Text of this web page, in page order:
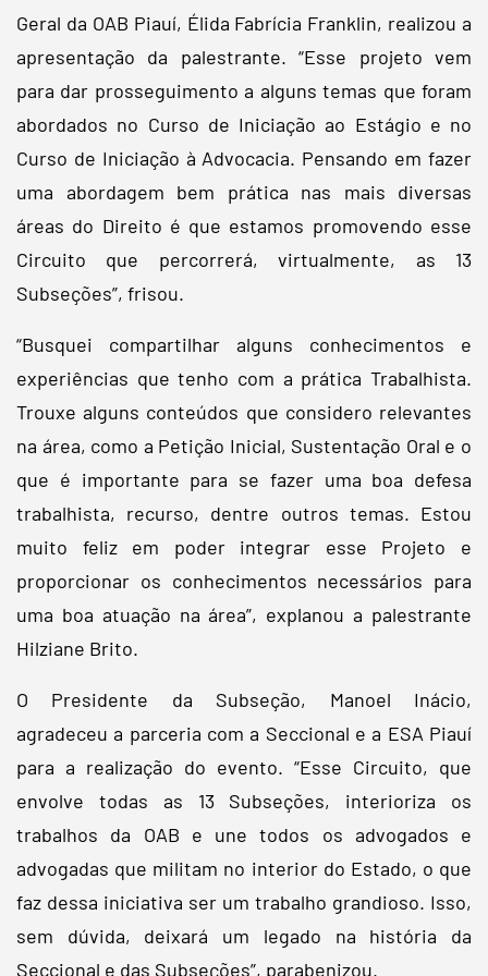
Geral da OAB Piauí, Élida Fabrícia Franklin, realizou a
apresentação da palestrante. “Esse projeto vem
para dar prosseguimento a alguns temas que foram
abordados no Curso de Iniciação ao Estágio e no
Curso de Iniciação à Advocacia. Pensando em fazer
uma abordagem bem prática nas mais diversas
áreas do Direito é que estamos promovendo esse
Circuito que percorrerá, virtualmente, as 13
Subseções”, frisou.
“Busquei compartilhar alguns conhecimentos e
experiências que tenho com a prática Trabalhista.
Trouxe alguns conteúdos que considero relevantes
na área, como a Petição Inicial, Sustentação Oral e o
que é importante para se fazer uma boa defesa
trabalhista, recurso, dentre outros temas. Estou
muito feliz em poder integrar esse Projeto e
proporcionar os conhecimentos necessários para
uma boa atuação na área”, explanou a palestrante
Hilziane Brito.
O Presidente da Subseção, Manoel Inácio,
agradeceu a parceria com a Seccional e a ESA Piauí
para a realização do evento. “Esse Circuito, que
envolve todas as 13 Subseções, interioriza os
trabalhos da OAB e une todos os advogados e
advogadas que militam no interior do Estado, o que
faz dessa iniciativa ser um trabalho grandioso. Isso,
sem dúvida, deixará um legado na história da
Seccional e das Subseções”, parabenizou.